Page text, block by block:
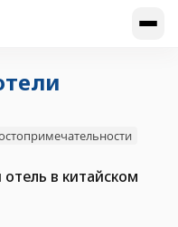
в китайском